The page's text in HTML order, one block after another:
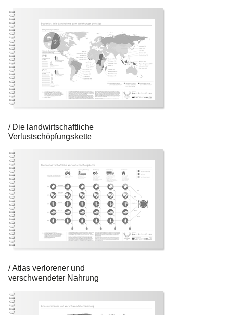
Die landwirtschaftliche
Verlustschöpfungskette
Atlas verlorener und
verschwendeter Nahrung